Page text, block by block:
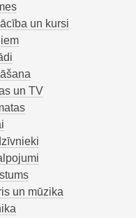
un kursi
un TV
un mūzika